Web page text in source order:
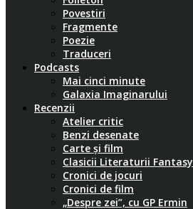
Povestiri
Fragmente
Poezie
Traduceri
Podcasts
Mai cinci minute
Galaxia Imaginarului
Recenzii
Atelier critic
Benzi desenate
Carte și film
Clasicii Literaturii Fantasy
Cronici de jocuri
Cronici de film
„Despre zei”, cu GP Ermin